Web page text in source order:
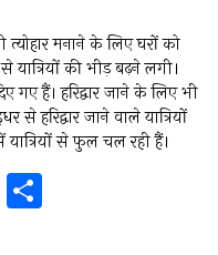
त्योहार मनाने के लिए घरों को
यात्रियों की भीड़ बढ़ने लगी।
हैं। हरिद्वार जाने के लिए भी
हरिद्वार जाने वाले यात्रियों
से फुल चल रही हैं।
E
m